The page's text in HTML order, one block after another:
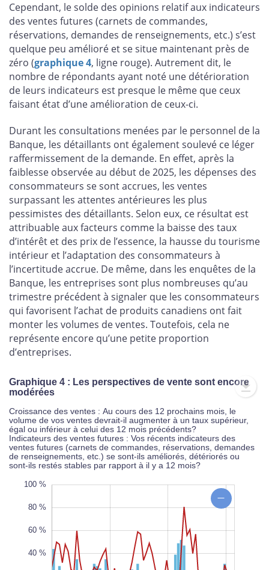
Cependant, le solde des opinions relatif aux indicateurs
des ventes futures (carnets de commandes,
réservations, demandes de renseignements, etc.) s’est
quelque peu amélioré et se situe maintenant près de
zéro (graphique 4, ligne rouge). Autrement dit, le
nombre de répondants ayant noté une détérioration
de leurs indicateurs est presque le même que ceux
faisant état d’une amélioration de ceux-ci.
Durant les consultations menées par le personnel de la
Banque, les détaillants ont également soulevé ce léger
raffermissement de la demande. En effet, après la
faiblesse observée au début de 2025, les dépenses des
consommateurs se sont accrues, les ventes
surpassant les attentes antérieures les plus
pessimistes des détaillants. Selon eux, ce résultat est
attribuable aux facteurs comme la baisse des taux
d’intérêt et des prix de l’essence, la hausse du tourisme
intérieur et l’adaptation des consommateurs à
l’incertitude accrue. De même, dans les enquêtes de la
Banque, les entreprises sont plus nombreuses qu’au
trimestre précédent à signaler que les consommateurs
qui favorisent l’achat de produits canadiens ont fait
monter les volumes de ventes. Toutefois, cela ne
représente encore qu’une petite proportion
d’entreprises.
Graphique 4 : Les perspectives de vente sont encore
modérées
Croissance des ventes : Au cours des 12 prochains mois, le
volume de vos ventes devrait-il augmenter à un taux supérieur,
égal ou inférieur à celui des 12 mois précédents?
Indicateurs des ventes futures : Vos récents indicateurs des
ventes futures (carnets de commandes, réservations, demandes
de renseignements, etc.) se sont-ils améliorés, détériorés ou
sont-ils restés stables par rapport à il y a 12 mois?
100 %
80 %
60 %
40 %